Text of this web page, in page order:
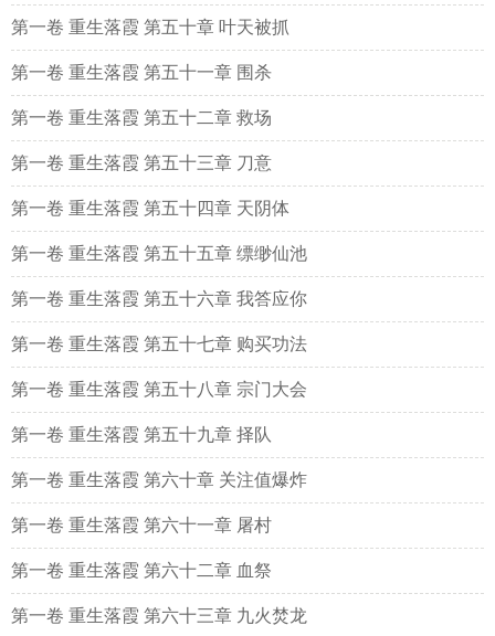
第一卷 重生落霞 第五十章 叶天被抓
第一卷 重生落霞 第五十一章 围杀
第一卷 重生落霞 第五十二章 救场
第一卷 重生落霞 第五十三章 刀意
第一卷 重生落霞 第五十四章 天阴体
第一卷 重生落霞 第五十五章 缥缈仙池
第一卷 重生落霞 第五十六章 我答应你
第一卷 重生落霞 第五十七章 购买功法
第一卷 重生落霞 第五十八章 宗门大会
第一卷 重生落霞 第五十九章 择队
第一卷 重生落霞 第六十章 关注值爆炸
第一卷 重生落霞 第六十一章 屠村
第一卷 重生落霞 第六十二章 血祭
第一卷 重生落霞 第六十三章 九火焚龙